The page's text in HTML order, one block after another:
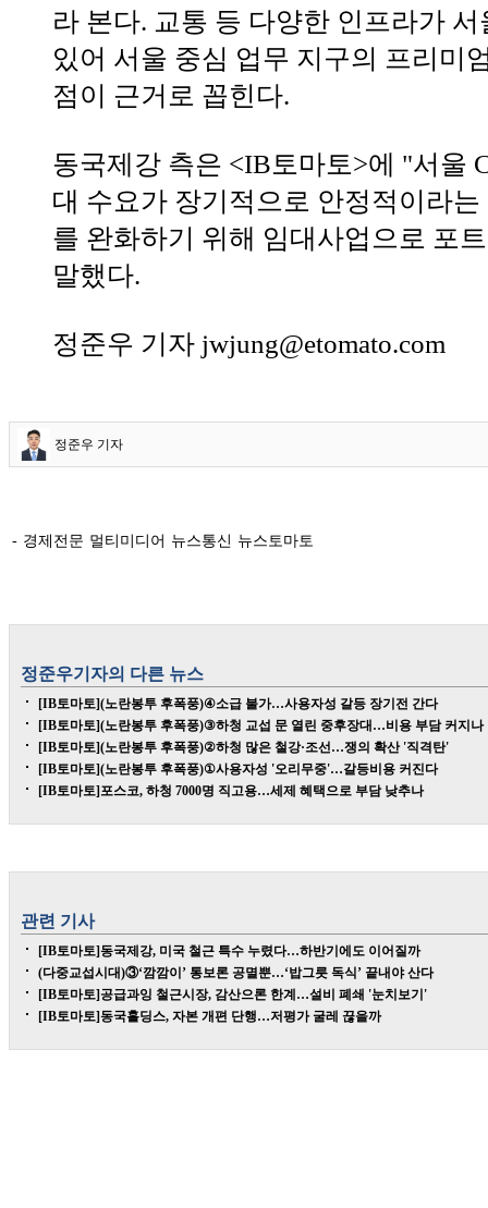
라 본다. 교통 등 다양한 인프라가
있어 서울 중심 업무 지구의 프리미
점이 근거로 꼽힌다.
동국제강 측은 <IB토마토>에 "서울
대 수요가 장기적으로 안정적이라
를 완화하기 위해 임대사업으로 포
말했다.
정준우 기자 jwjung@etomato.com
정준우 기자
- 경제전문 멀티미디어 뉴스통신 뉴스토마토
정준우기자의 다른 뉴스
[IB토마토](노란봉투 후폭풍)④소급 불가…사용자성 갈등 장기전 간다
[IB토마토](노란봉투 후폭풍)③하청 교섭 문 열린 중후장대…비용 부담 커지나
[IB토마토](노란봉투 후폭풍)②하청 많은 철강·조선…쟁의 확산 '직격탄'
[IB토마토](노란봉투 후폭풍)①사용자성 '오리무중'…갈등비용 커진다
[IB토마토]포스코, 하청 7000명 직고용…세제 혜택으로 부담 낮추나
관련 기사
[IB토마토]동국제강, 미국 철근 특수 누렸다…하반기에도 이어질까
(다중교섭시대)③‘깜깜이’ 통보론 공멸뿐…‘밥그릇 독식’ 끝내야 산다
[IB토마토]공급과잉 철근시장, 감산으론 한계…설비 폐쇄 '눈치보기'
[IB토마토]동국홀딩스, 자본 개편 단행…저평가 굴레 끊을까